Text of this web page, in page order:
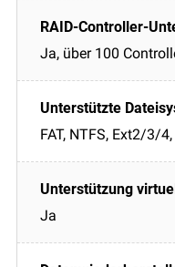
Ja, über 100
FAT, NTFS, Ext2/3/
Ja